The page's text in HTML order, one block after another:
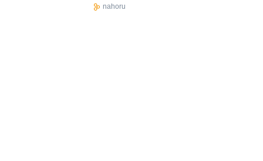
nahoru